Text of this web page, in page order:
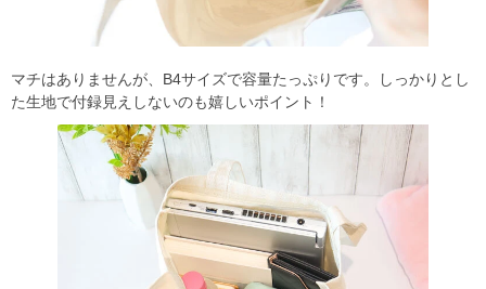
マチはありませんが、B4サイズで容量たっぷりです。しっかりとし
た生地で付録見えしないのも嬉しいポイント！